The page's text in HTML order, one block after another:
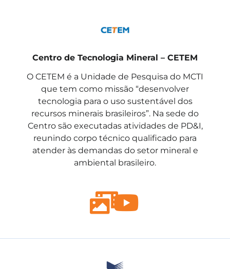
Centro de Tecnologia Mineral – CETEM
O CETEM é a Unidade de Pesquisa do MCTI
que tem como missão “desenvolver
tecnologia para o uso sustentável dos
recursos minerais brasileiros”. Na sede do
Centro são executadas atividades de PD&I,
reunindo corpo técnico qualificado para
atender às demandas do setor mineral e
ambiental brasileiro.